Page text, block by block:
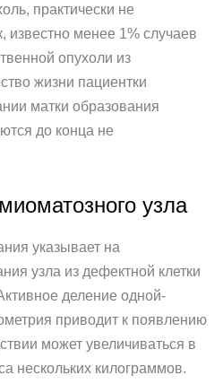
практически не
менее 1% случаев
опухоли из
жизни пациентки
матки образования
до конца не
узла
указывает на
узла из дефектной клетки
деление одной-
приводит к появлению
может увеличиваться в
нескольких килограммов.